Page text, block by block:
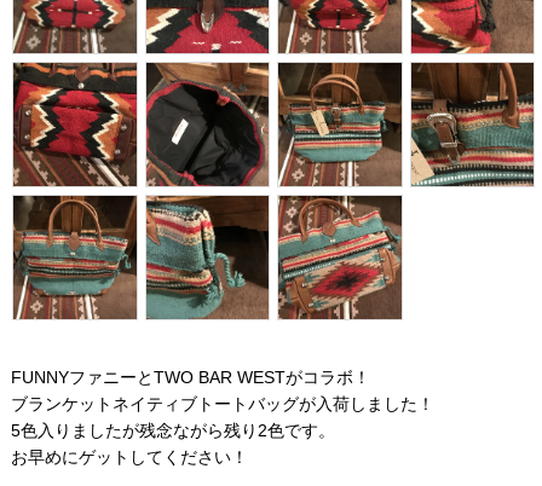
FUNNYファニーとTWO BAR WESTがコラボ！
ブランケットネイティブトートバッグが入荷しました！
5色入りましたが残念ながら残り2色です。
お早めにゲットしてください！